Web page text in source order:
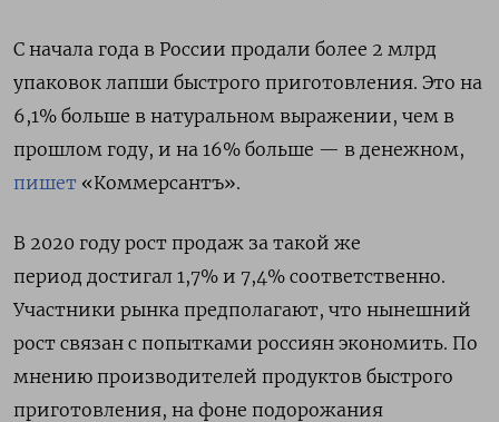
С начала года в России продали более 2 млрд
упаковок лапши быстрого приготовления. Это на
6,1% больше в натуральном выражении, чем в
прошлом году, и на 16% больше — в денежном,
пишет «Коммерсантъ».
В 2020 году рост продаж за такой же
период достигал 1,7% и 7,4% соответственно.
Участники рынка предполагают, что нынешний
рост связан с попытками россиян экономить. По
мнению производителей продуктов быстрого
приготовления, на фоне подорожания